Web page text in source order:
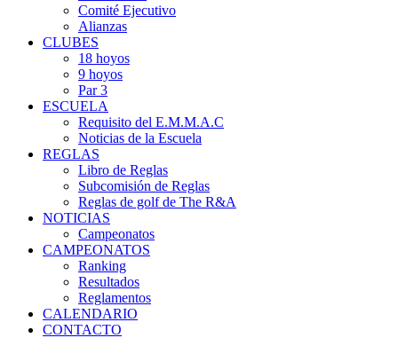
Comité Ejecutivo
Alianzas
CLUBES
18 hoyos
9 hoyos
Par 3
ESCUELA
Requisito del E.M.M.A.C
Noticias de la Escuela
REGLAS
Libro de Reglas
Subcomisión de Reglas
Reglas de golf de The R&A
NOTICIAS
Campeonatos
CAMPEONATOS
Ranking
Resultados
Reglamentos
CALENDARIO
CONTACTO